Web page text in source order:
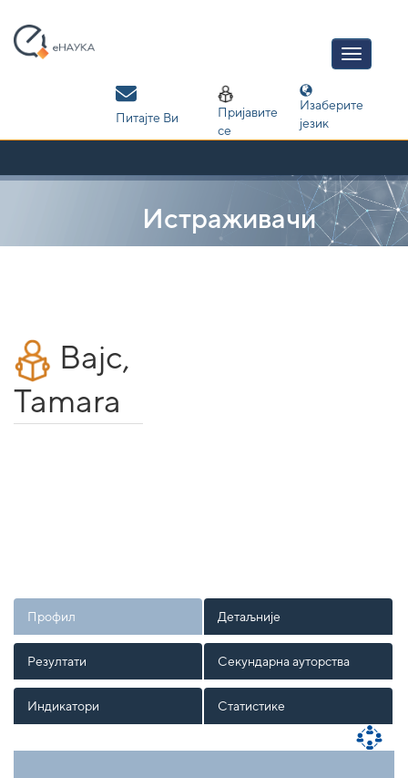
navigation
Питајте Ви
Пријавите
се
Изаберите
језик
Истраживачи
Bajc,
Tamara
Профил Детаљније
Резултати Секундарна ауторства
Индикатори Статистике